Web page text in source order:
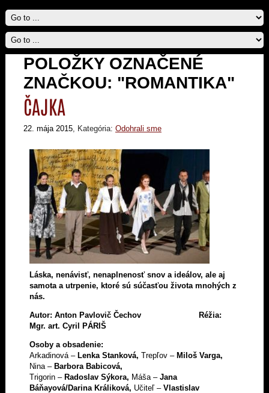
POLOŽKY OZNAČENÉ
ZNAČKOU: "ROMANTIKA"
ČAJKA
22. mája 2015, Kategória: Odohrali sme
Láska, nenávisť, nenaplnenosť snov a ideálov, ale aj
samota a utrpenie, ktoré sú súčasťou života mnohých z
nás.
Autor: Anton Pavlovič Čechov Réžia:
Mgr. art. Cyril PÁRIŠ
Osoby a obsadenie:
Arkadinová –Lenka Stanková, Trepľov –Miloš Varga,
Nina –Barbora Babicová,
Trigorin –Radoslav Sýkora, Máša –Jana
Báňayová/Darina Králiková, Učiteľ –Vlastislav